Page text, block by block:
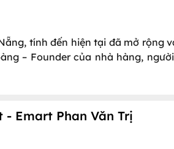
tính đến hiện tại đã mở rộng
– Founder của nhà hàng,
Emart Phan Văn Trị